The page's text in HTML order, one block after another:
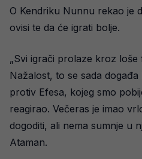
O Kendriku Nunnu rekao je
ovisi te da će igrati bolje.
„Svi igrači prolaze kroz loše
Nažalost, to se sada
protiv Efesa, kojeg smo
reagirao. Večeras je imao
dogoditi, ali nema sumnje u
Ataman.